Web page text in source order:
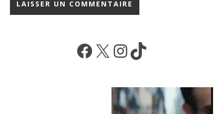
Facebook
X Instagram
TikTok